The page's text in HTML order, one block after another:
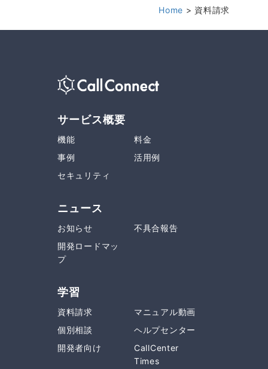
Home 資料請求
サービス概要
機能
料金
事例
活用例
セキュリティ
ニュース
お知らせ
不具合報告
開発ロードマッ
プ
学習
資料請求
マニュアル動画
個別相談
ヘルプセンター
開発者向け
CallCenter
Times